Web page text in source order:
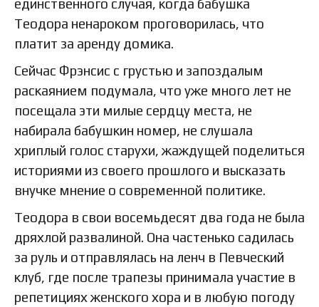
единственного случая, когда бабушка
Теодора ненароком проговорилась, что
платит за аренду домика.
Сейчас Фрэнсис с грустью и запоздалым
раскаянием подумала, что уже много лет не
посещала эти милые сердцу места, не
набирала бабушкин номер, не слушала
хриплый голос старухи, жаждущей поделиться
историями из своего прошлого и высказать
внучке мнение о современной политике.
Теодора в свои восемьдесят два года не была
дряхлой развалиной. Она частенько садилась
за руль и отправлялась на ленч в Певческий
клуб, где после трапезы принимала участие в
репетициях женского хора и в любую погоду